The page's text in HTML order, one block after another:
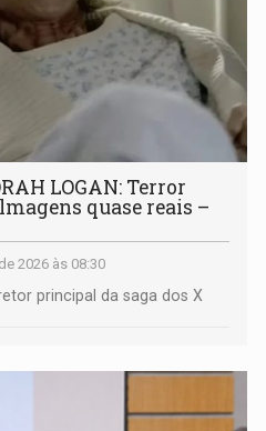
LOGAN: Terror
quase reais –
2026 às 08:30
principal da saga dos X